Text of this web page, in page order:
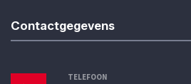
Contactgegevens
TELEFOON